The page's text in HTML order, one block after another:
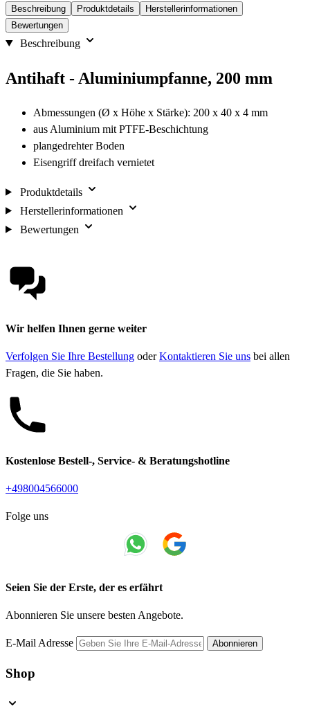
Beschreibung Produktdetails
Herstellerinformationen
Bewertungen
Beschreibung
Antihaft - Aluminiumpfanne, 200 mm
Abmessungen (Ø x Höhe x Stärke): 200 x 40 x 4 mm
aus Aluminium mit PTFE-Beschichtung
plangedrehter Boden
Eisengriff dreifach vernietet
Produktdetails
Herstellerinformationen
Bewertungen
Wir helfen Ihnen gerne weiter
Verfolgen Sie Ihre Bestellung oderKontaktieren Sie uns bei allen
Fragen, die Sie haben.
Kostenlose Bestell-, Service- & Beratungshotline
+498004566000
Folge uns
Seien Sie der Erste, der es erfährt
Abonnieren Sie unsere besten Angebote.
E-Mail Adresse Abonnieren
Shop